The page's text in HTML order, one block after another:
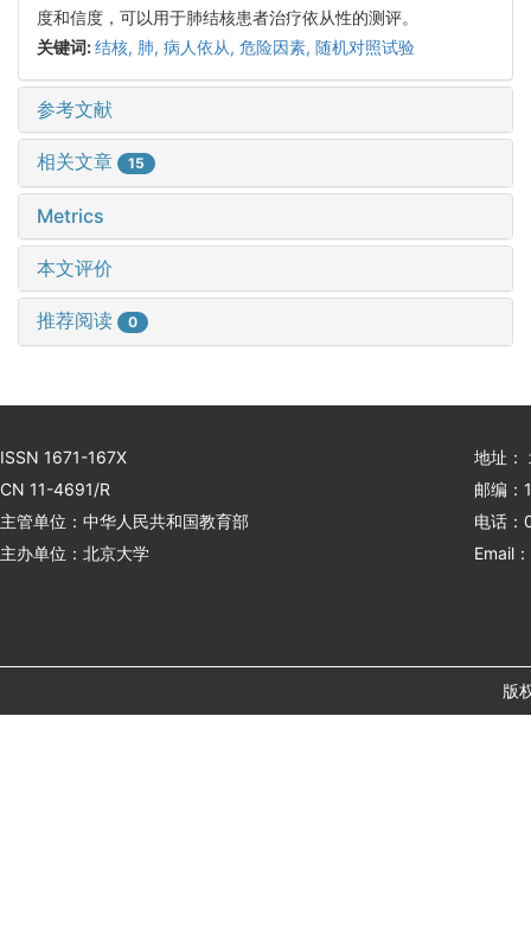
度和信度，可以用于肺结核患者治疗依从性的测评。
关键词:结核, 肺, 病人依从, 危险因素, 随机对照试验
参考文献
相关文章 15
Metrics
本文评价
推荐阅读 0
ISSN 1671-167X
CN 11-4691/R
主管单位：中华人民共和国教育部
主办单位：北京大学
地址：
邮编：
电话
Email
版